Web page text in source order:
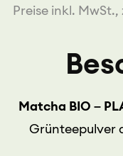
Preise inkl. MwSt.,
Matcha BIO –
Grünteepulver